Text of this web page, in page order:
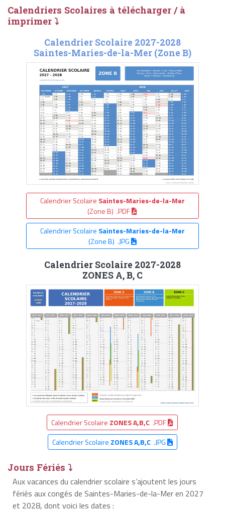
Calendriers Scolaires à télécharger / à
imprimer ⤵
Calendrier Scolaire 2027-2028
Saintes-Maries-de-la-Mer (Zone B)
Calendrier Scolaire Saintes-Maries-de-la-Mer
(Zone B) .PDF
Calendrier Scolaire Saintes-Maries-de-la-Mer
(Zone B) .JPG
Calendrier Scolaire 2027-2028
ZONES A, B, C
Calendrier Scolaire ZONES A,B,C .PDF
Calendrier Scolaire ZONES A,B,C.JPG
Jours Fériés ⤵
Aux vacances du calendrier scolaire s’ajoutent les jours
fériés aux congés de Saintes-Maries-de-la-Mer en 2027
et 2028, dont voici les dates :